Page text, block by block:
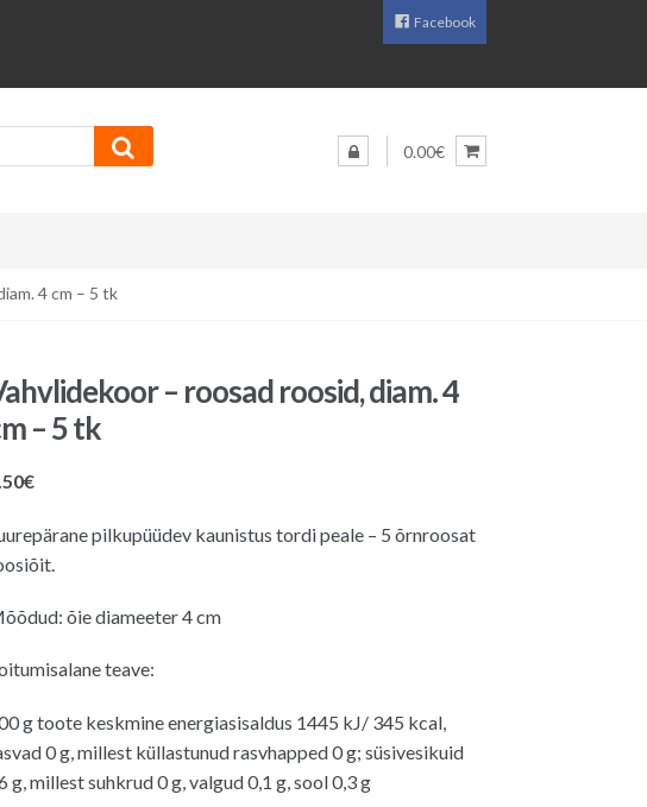
Facebook
0.00€
4 cm – 5 tk
– roosad roosid, diam. 4
– 5 tk
€
pilkupüüdev kaunistus tordi peale – 5 õrnroosat
õie diameeter 4 cm
teave:
g toote keskmine energiasisaldus 1445 kJ/ 345 kcal,
0 g, millest küllastunud rasvhapped 0 g; süsivesikuid
g, millest suhkrud 0 g, valgud 0,1 g, sool 0,3 g